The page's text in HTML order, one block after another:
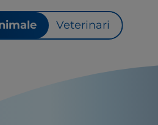
Veterinari